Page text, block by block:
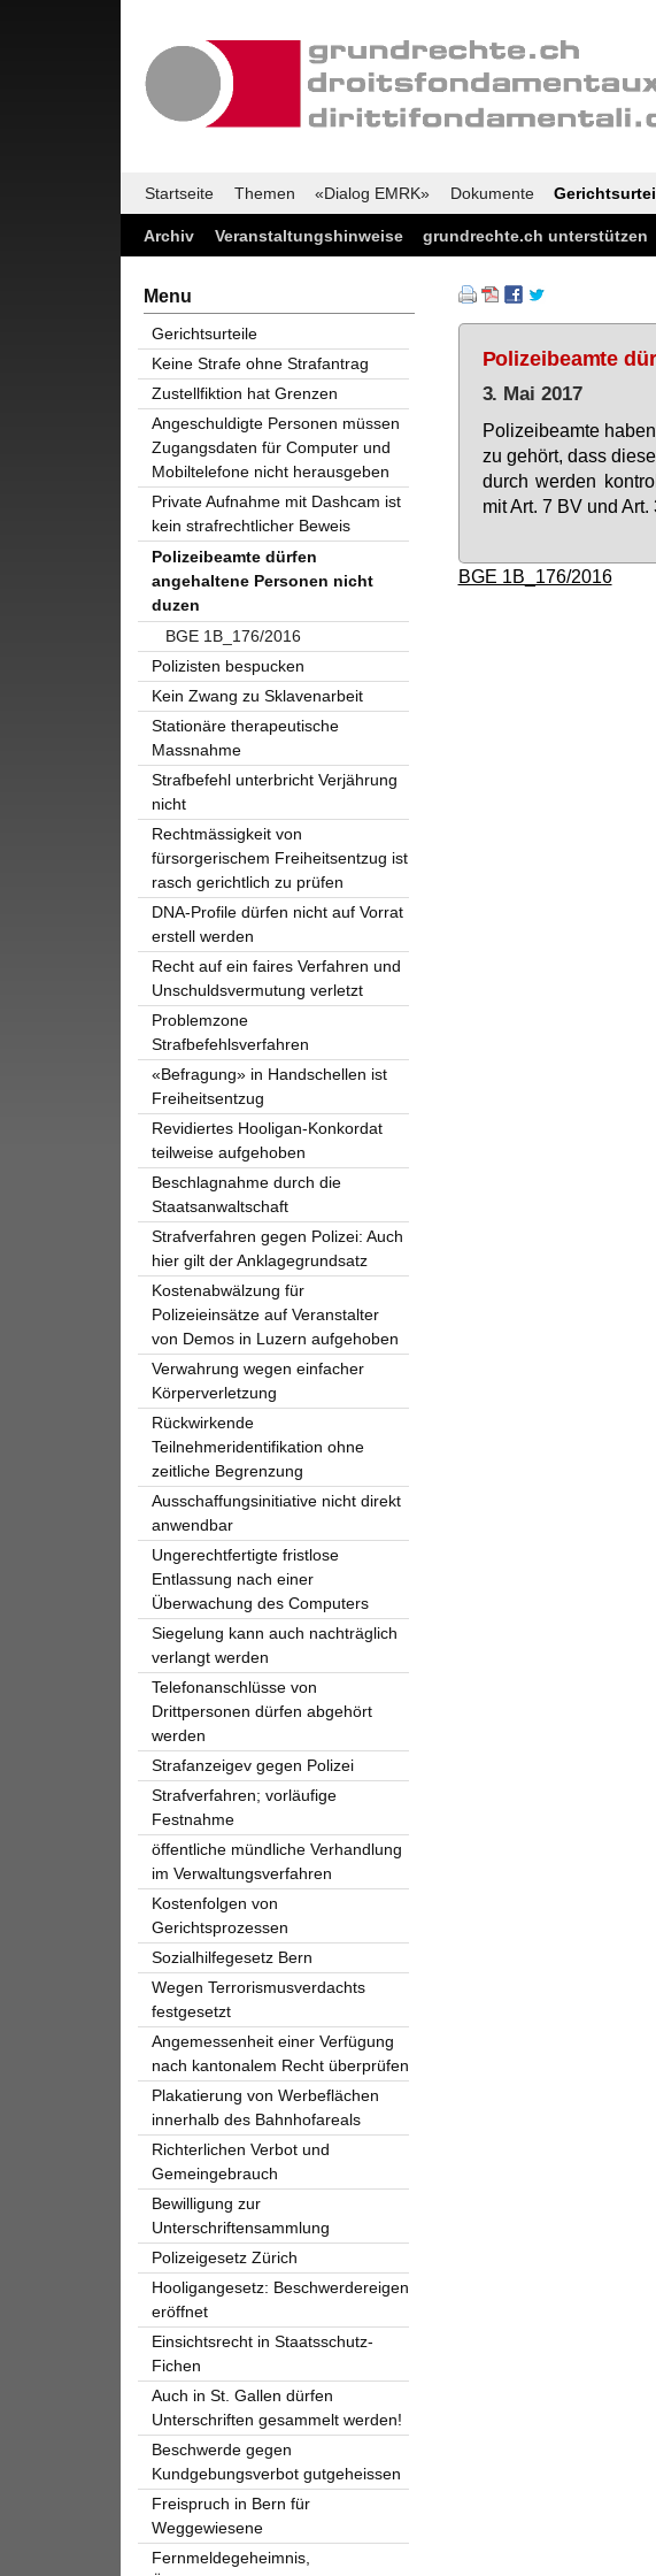
Startseite Themen «Dialog EMRK» Dokumente
Archiv Veranstaltungshinweise grundrechte.ch unterstützen
Polizeibeamte
3. Mai 2017
Po­li­zei­be­am­te
zu ge­hört, dass
durch wer­den
mit Art. 7 BV und
BGE 1B_176/2016
Menu
Gerichtsurteile
Keine Strafe ohne Strafantrag
Zustellfiktion hat Grenzen
Angeschuldigte Personen müssen
Zugangsdaten für Computer und
Mobiltelefone nicht herausgeben
Private Aufnahme mit Dashcam ist
kein strafrechtlicher Beweis
Polizeibeamte dürfen
angehaltene Personen nicht
duzen
BGE 1B_176/2016
Polizisten bespucken
Kein Zwang zu Sklavenarbeit
Stationäre therapeutische
Massnahme
Strafbefehl unterbricht Verjährung
nicht
Rechtmässigkeit von
fürsorgerischem Freiheitsentzug ist
rasch gerichtlich zu prüfen
DNA-Profile dürfen nicht auf Vorrat
erstell werden
Recht auf ein faires Verfahren und
Unschuldsvermutung verletzt
Problemzone
Strafbefehlsverfahren
«Befragung» in Handschellen ist
Freiheitsentzug
Revidiertes Hooligan-Konkordat
teilweise aufgehoben
Beschlagnahme durch die
Staatsanwaltschaft
Strafverfahren gegen Polizei: Auch
hier gilt der Anklagegrundsatz
Kostenabwälzung für
Polizeieinsätze auf Veranstalter
von Demos in Luzern aufgehoben
Verwahrung wegen einfacher
Körperverletzung
Rückwirkende
Teilnehmeridentifikation ohne
zeitliche Begrenzung
Ausschaffungsinitiative nicht direkt
anwendbar
Ungerechtfertigte fristlose
Entlassung nach einer
Überwachung des Computers
Siegelung kann auch nachträglich
verlangt werden
Telefonanschlüsse von
Drittpersonen dürfen abgehört
werden
Strafanzeigev gegen Polizei
Strafverfahren; vorläufige
Festnahme
öffentliche mündliche Verhandlung
im Verwaltungsverfahren
Kostenfolgen von
Gerichtsprozessen
Sozialhilfegesetz Bern
Wegen Terrorismusverdachts
festgesetzt
Angemessenheit einer Verfügung
nach kantonalem Recht überprüfen
Plakatierung von Werbeflächen
innerhalb des Bahnhofareals
Richterlichen Verbot und
Gemeingebrauch
Bewilligung zur
Unterschriftensammlung
Polizeigesetz Zürich
Hooligangesetz: Beschwerdereigen
eröffnet
Einsichtsrecht in Staatsschutz-
Fichen
Auch in St. Gallen dürfen
Unterschriften gesammelt werden!
Beschwerde gegen
Kundgebungsverbot gutgeheissen
Freispruch in Bern für
Weggewiesene
Fernmeldegeheimnis,